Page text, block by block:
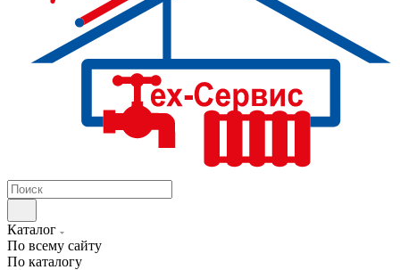
Каталог
По всему сайту
По каталогу